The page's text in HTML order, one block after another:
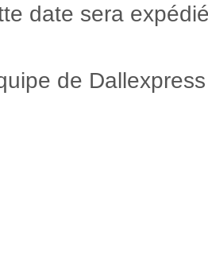
date sera
de